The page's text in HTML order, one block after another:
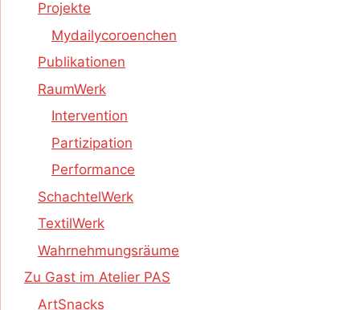
Projekte
Mydailycoroenchen
Publikationen
RaumWerk
Intervention
Partizipation
Performance
SchachtelWerk
TextilWerk
Wahrnehmungsräume
Zu Gast im Atelier PAS
ArtSnacks